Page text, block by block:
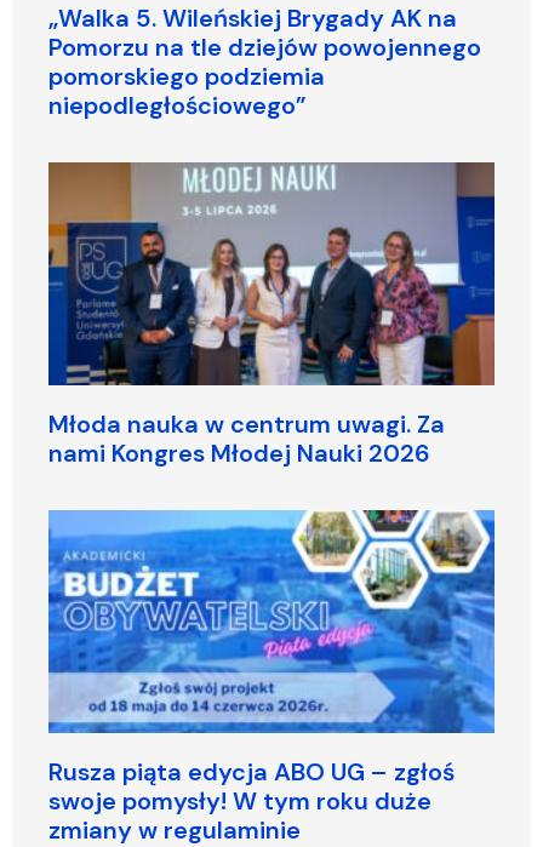
„Walka 5. Wileńskiej Brygady AK na
Pomorzu na tle dziejów powojennego
pomorskiego podziemia
niepodległościowego”
Młoda nauka w centrum uwagi. Za
nami Kongres Młodej Nauki 2026
Rusza piąta edycja ABO UG – zgłoś
swoje pomysły! W tym roku duże
zmiany w regulaminie